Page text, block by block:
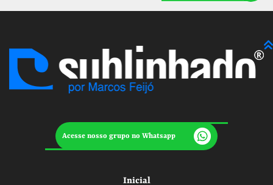
Acesse nosso grupo no Whatsapp
Inicial